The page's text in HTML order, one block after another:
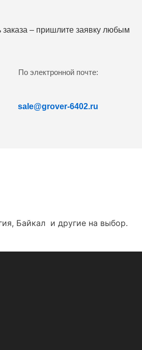
заказа – пришлите заявку любым
По электронной почте:
sale@grover-6402.ru
Байкал и другие на выбор.